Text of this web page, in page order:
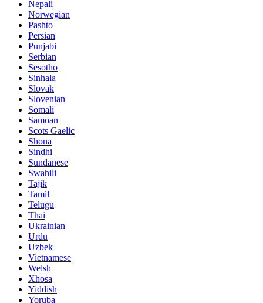
Nepali
Norwegian
Pashto
Persian
Punjabi
Serbian
Sesotho
Sinhala
Slovak
Slovenian
Somali
Samoan
Scots Gaelic
Shona
Sindhi
Sundanese
Swahili
Tajik
Tamil
Telugu
Thai
Ukrainian
Urdu
Uzbek
Vietnamese
Welsh
Xhosa
Yiddish
Yoruba